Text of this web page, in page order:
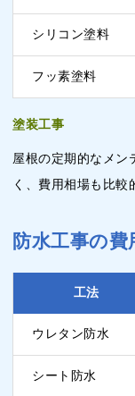
シリコン塗料
フッ素塗料
塗装工事
屋根の定期的なメン
く、費用相場も比較
防水工事の費
工法
ウレタン防水
シート防水